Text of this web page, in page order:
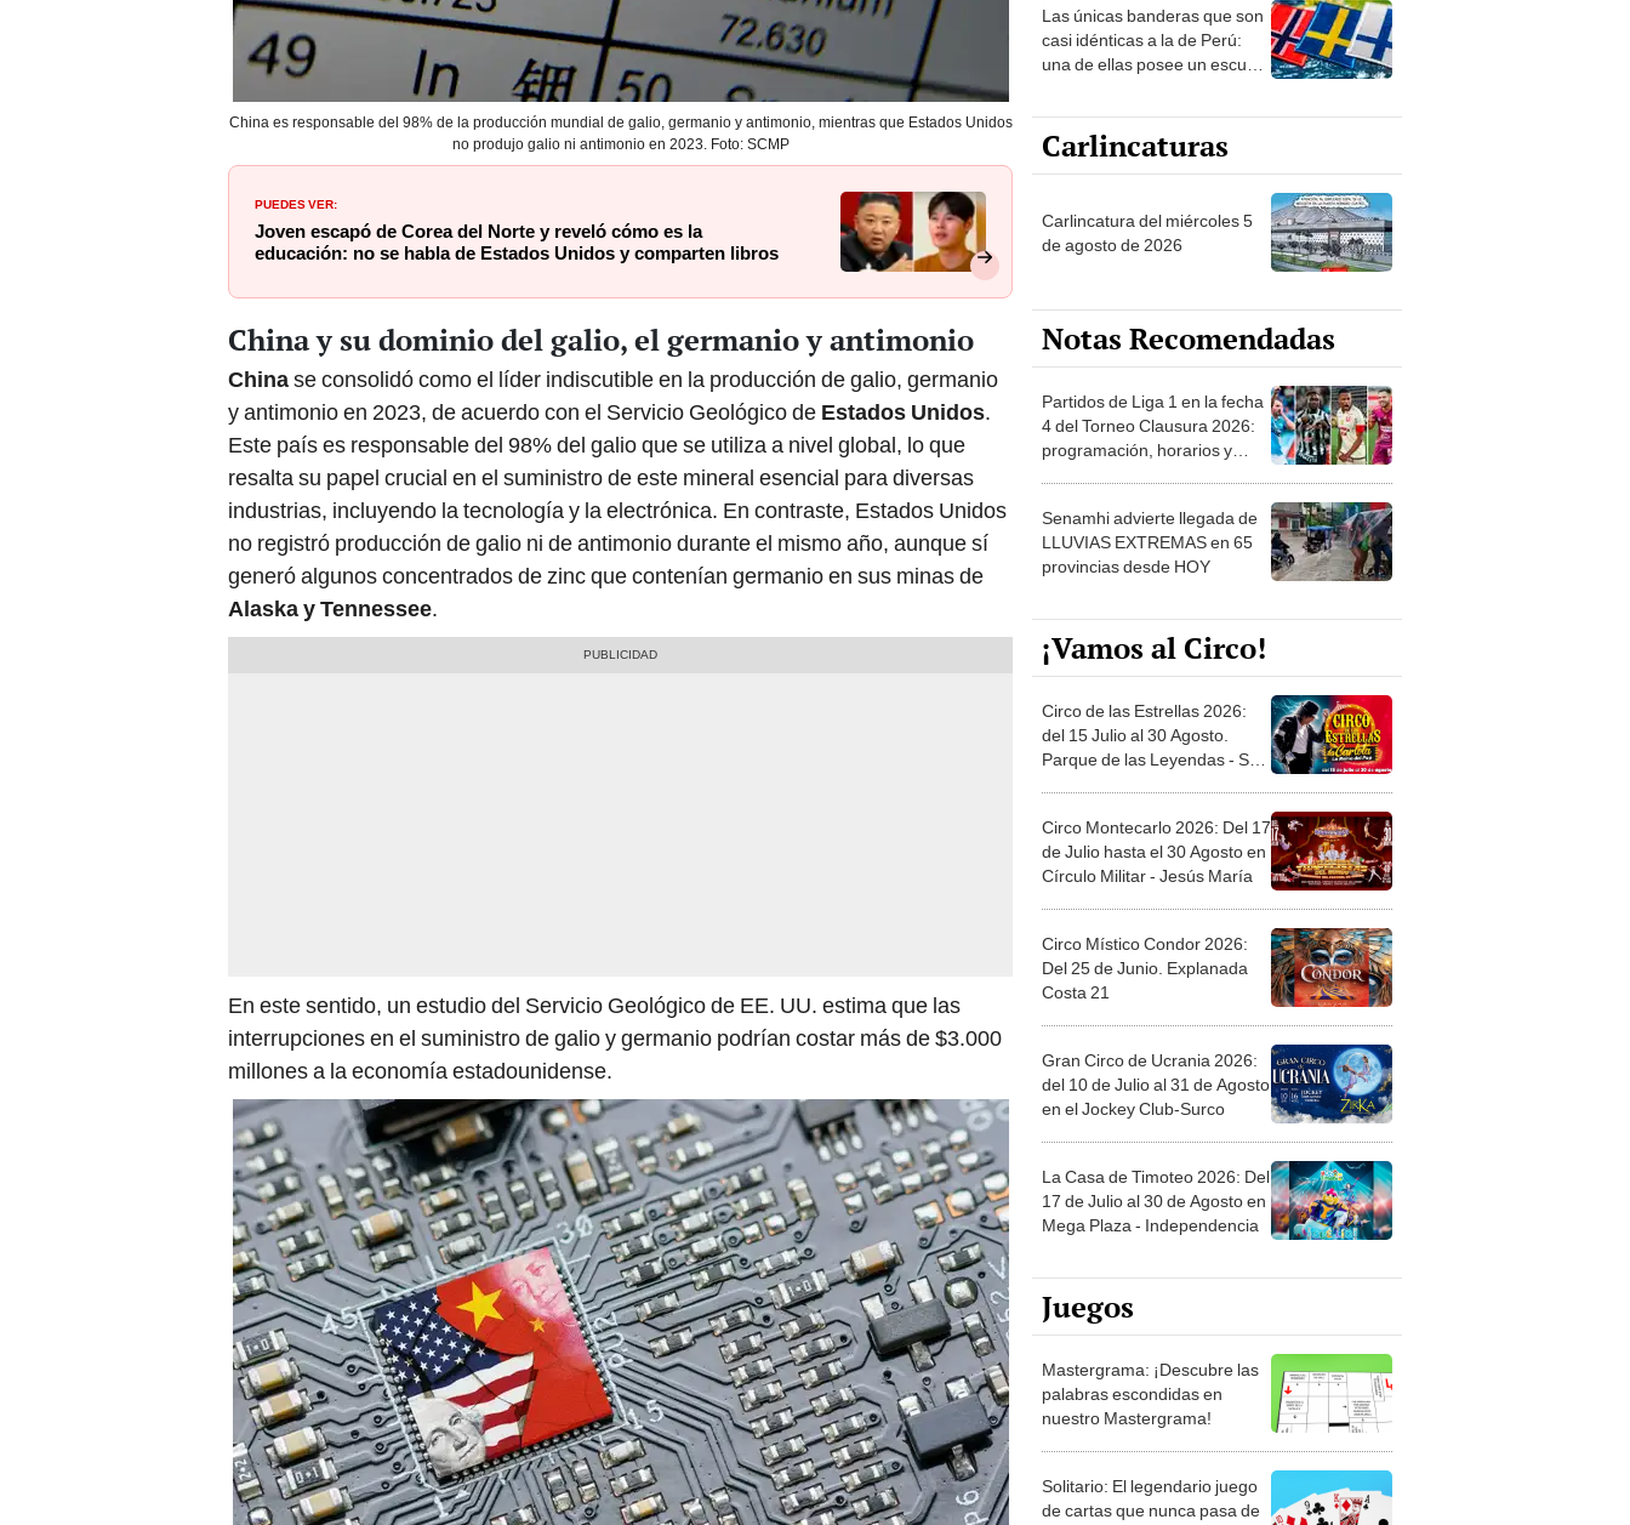
China es responsable del 98% de la producción mundial de galio, germanio y antimonio, mientras que Estados Unidos
no produjo galio ni antimonio en 2023. Foto: SCMP
PUEDES VER:
Joven escapó de Corea del Norte y reveló cómo es la
educación: no se habla de Estados Unidos y comparten libros
China y su dominio del galio, el germanio y antimonio
Chinase consolidó como el líder indiscutible en la producción de galio, germanio
y antimonio en 2023, de acuerdo con el Servicio Geológico de Estados Unidos.
Este país es responsable del 98% del galio que se utiliza a nivel global, lo que
resalta su papel crucial en el suministro de este mineral esencial para diversas
industrias, incluyendo la tecnología y la electrónica. En contraste, Estados Unidos
no registró producción de galio ni de antimonio durante el mismo año, aunque sí
generó algunos concentrados de zinc que contenían germanio en sus minas de
Alaska y Tennessee.
En este sentido, un estudio del Servicio Geológico de EE. UU. estima que las
interrupciones en el suministro de galio y germanio podrían costar más de $3.000
millones a la economía estadounidense.
Las únicas banderas que son
casi idénticas a la de Perú:
una de ellas posee un escudo
Carlincaturas
Carlincatura del miércoles 5
de agosto de 2026
Notas Recomendadas
Partidos de Liga 1 en la fecha
4 del Torneo Clausura 2026:
programación, horarios y
Senamhi advierte llegada de
LLUVIAS EXTREMAS en 65
provincias desde HOY
¡Vamos al Circo!
Circo de las Estrellas 2026:
del 15 Julio al 30 Agosto.
Parque de las Leyendas - San
Circo Montecarlo 2026: Del 17
de Julio hasta el 30 Agosto en
Círculo Militar - Jesús María
Circo Místico Condor 2026:
Del 25 de Junio. Explanada
Costa 21
Gran Circo de Ucrania 2026:
del 10 de Julio al 31 de Agosto
en el Jockey Club-Surco
La Casa de Timoteo 2026: Del
17 de Julio al 30 de Agosto en
Mega Plaza - Independencia
Juegos
Mastergrama: ¡Descubre las
palabras escondidas en
nuestro Mastergrama!
Solitario: El legendario juego
de cartas que nunca pasa de